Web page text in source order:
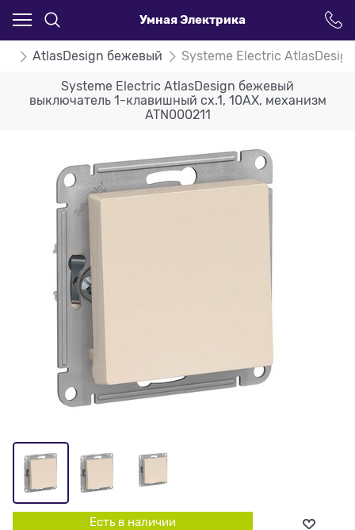
Умная Электрика
AtlasDesign бежевый Systeme Electric
Systeme Electric AtlasDesign бежевый
выключатель 1-клавишный сх.1, 10АХ, механизм
ATN000211
Есть в наличии